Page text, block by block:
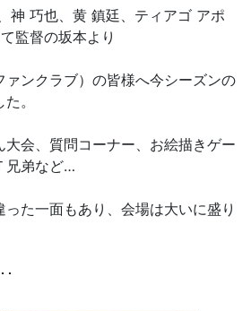
神 巧也、黄 鎮廷、ティアゴ アポ
監督の坂本より
ァンクラブ）の皆様へ今シーズンの
。
会、質問コーナー、お絵描きゲー
兄弟など…
た一面もあり、会場は大いに盛り
･